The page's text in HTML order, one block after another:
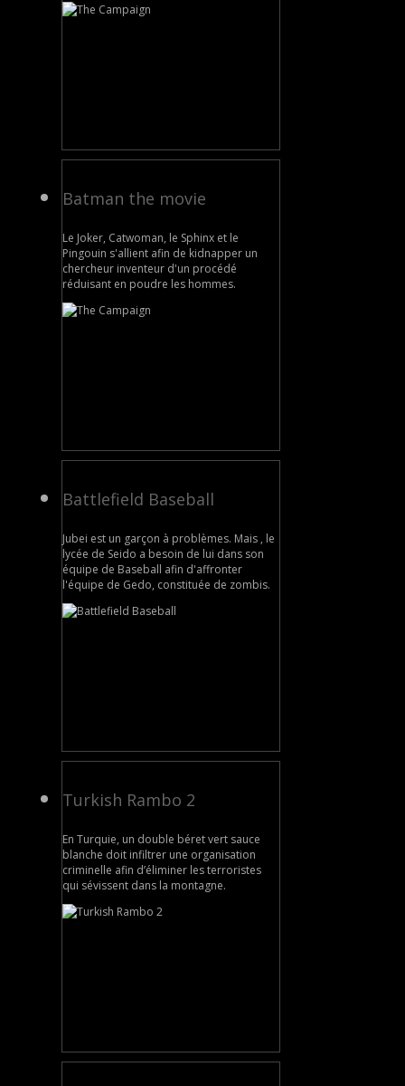
Batman the movie
Le Joker, Catwoman, le Sphinx et le
Pingouin s'allient afin de kidnapper un
chercheur inventeur d'un procédé
réduisant en poudre les hommes.
Battlefield Baseball
Jubei est un garçon à problèmes. Mais , le
lycée de Seido a besoin de lui dans son
équipe de Baseball afin d'affronter
l'équipe de Gedo, constituée de zombis.
Turkish Rambo 2
En Turquie, un double béret vert sauce
blanche doit infiltrer une organisation
criminelle afin d’éliminer les terroristes
qui sévissent dans la montagne.